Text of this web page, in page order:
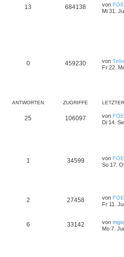
13 684138 von FOE
Mi 31.
0 459230 von
Fr 22.
ANTWORTEN ZUGRIFFE
25 106097 von FOE
Di 14.
1 34599 von FOE
So 17.
2 27458 von FOE
Fr 11.
6 33142 von
Mo 7.